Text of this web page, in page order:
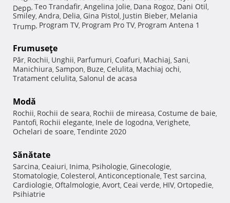
Depp, Teo Trandafir, Angelina Jolie, Dana Rogoz, Dani Otil,
Smiley, Andra, Delia, Gina Pistol, Justin Bieber, Melania
Trump, Program TV, Program Pro TV, Program Antena 1
Frumuseţe
Păr, Rochii, Unghii, Parfumuri, Coafuri, Machiaj, Sani,
Manichiura, Sampon, Buze, Celulita, Machiaj ochi,
Tratament celulita, Salonul de acasa
Modă
Rochii, Rochii de seara, Rochii de mireasa, Costume de baie,
Pantofi, Rochii elegante, Inele de logodna, Verighete,
Ochelari de soare, Tendinte 2020
Sănătate
Sarcina, Ceaiuri, Inima, Psihologie, Ginecologie,
Stomatologie, Colesterol, Anticonceptionale, Test sarcina,
Cardiologie, Oftalmologie, Avort, Ceai verde, HIV, Ortopedie,
Psihiatrie